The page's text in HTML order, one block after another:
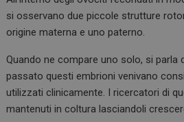
si osservano due piccole strutture
origine materna e uno paterno.
Quando ne compare uno solo, si parla
passato questi embrioni venivano
utilizzati clinicamente. I ricercatori di
mantenuti in coltura lasciandoli